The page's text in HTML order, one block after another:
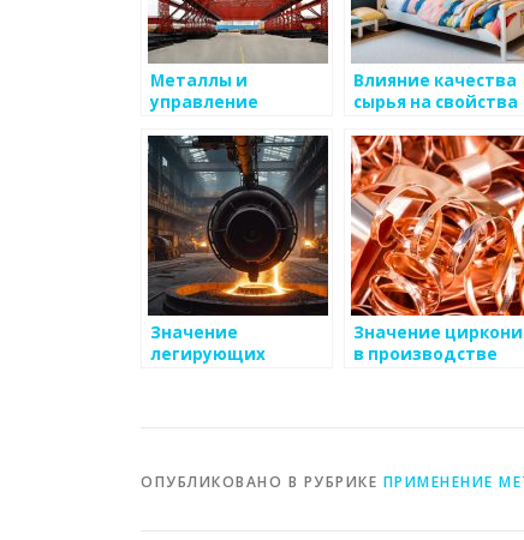
Металлы и
управление
производстве
Влияние качества
сырья на свойства
Значение
легирующих
Значение
в производстве
ОПУБЛИКОВАНО В РУБРИКЕ ПРИМЕНЕНИЕ